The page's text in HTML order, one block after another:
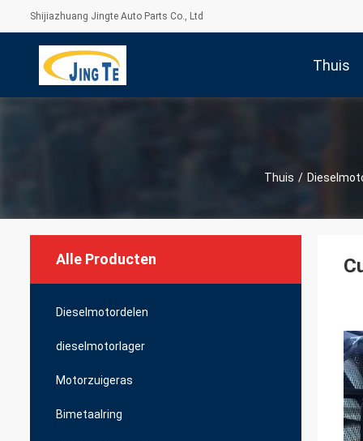
Shijiazhuang Jingte Auto Parts Co., Ltd
Thuis
Thuis /
Alle Producten
Dieselmotordelen
dieselmotorlager
Motorzuigeras
Bimetaalring